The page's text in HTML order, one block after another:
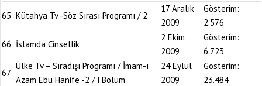
65 Kütahya Tv -Söz Sırası Programı / 2
17 Aralık
2009
Gösterim:
2.576
66 İslamda Cinsellik
2 Ekim
2009
Gösterim:
6.723
67
Ülke Tv – Sıradışı Programı / İmam-ı
Azam Ebu Hanife -2 / I.Bölüm
24 Eylül
2009
Gösterim:
23.484